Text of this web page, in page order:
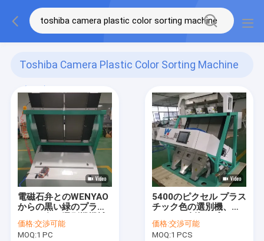
Toshiba Camera Plastic Color Sorting Machine
(120)
電磁石弁とのWENYAO
からの黒い緑のプラス
価格:交渉可能
MOQ:1 PC
5400のピクセル プラス
チック色の選別機、
ックびんの分類機械
価格:交渉可能
MOQ:1 PCS